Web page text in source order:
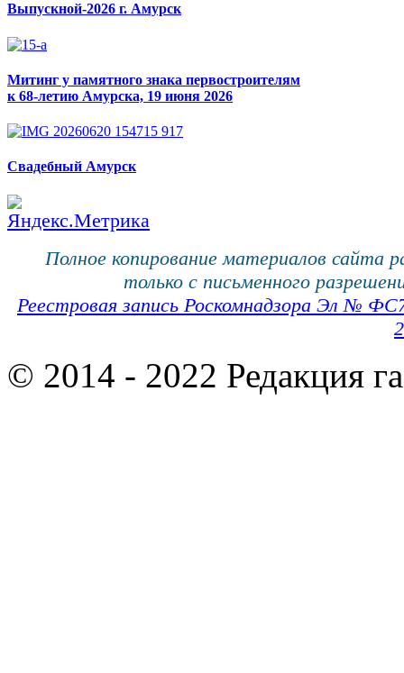
Выпускной-2026 г. Амурск
Митинг у памятного знака первостроителям
к 68-летию Амурска, 19 июня 2026
Свадебный Амурск
Полное копирование материалов сайта
только с письменного
Реестровая запись Роскомнадзора Эл №
© 2014 - 2022 Редакция